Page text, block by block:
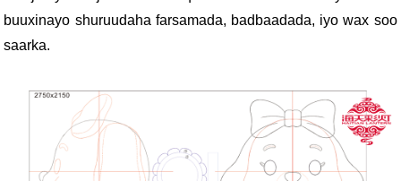
buuxinayo shuruudaha farsamada, badbaadada, iyo wax soo
saarka.